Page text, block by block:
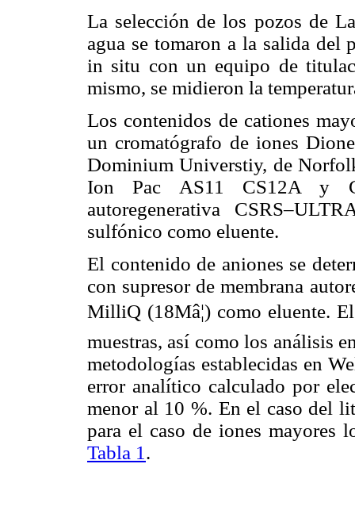
La selección de los pozos de
agua se tomaron a la salida
in situ con un equipo de
mismo, se midieron la
Los contenidos de cationes
un cromatógrafo de iones
Dominium Universtiy, de
Ion Pac AS11 CS12A y
autoregenerativa
sulfónico como eluente.
El contenido de aniones se
con supresor de membrana
MilliQ (18Mâ¦) como eluente.
muestras, así como los análisis
metodologías establecidas en
error analítico calculado por
menor al 10 %. En el caso del
para el caso de iones mayores
Tabla 1 .